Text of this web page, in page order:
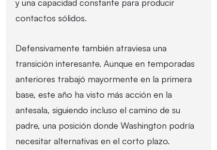
y una capacidad constante para producir
contactos sólidos.
Defensivamente también atraviesa una
transición interesante. Aunque en temporadas
anteriores trabajó mayormente en la primera
base, este año ha visto más acción en la
antesala, siguiendo incluso el camino de su
padre, una posición donde Washington podría
necesitar alternativas en el corto plazo.